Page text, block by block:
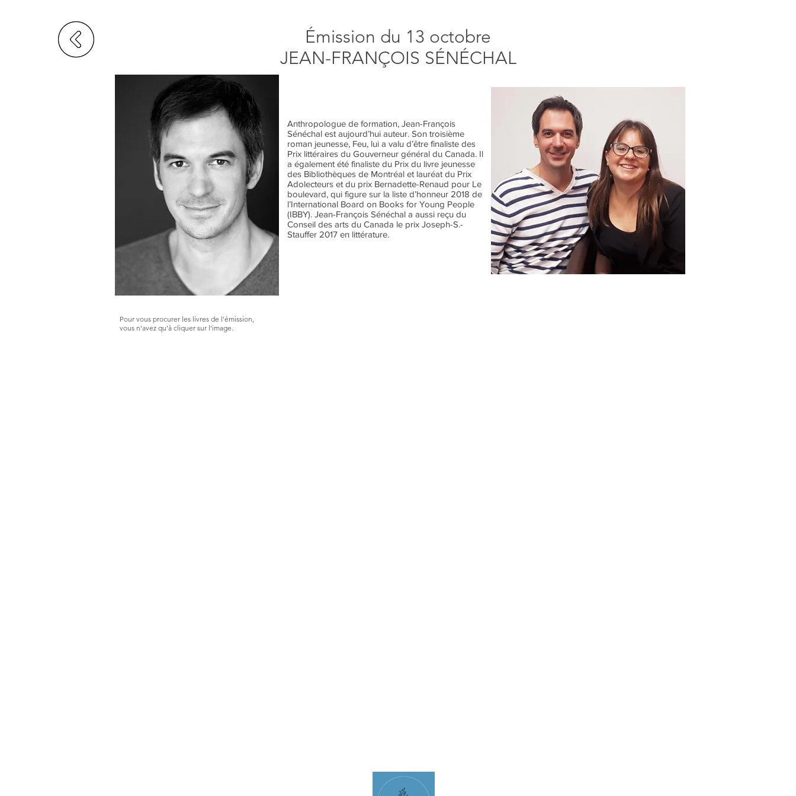
Émission du 13 octobre
JEAN-FRANÇOIS SÉNÉCHAL
Anthropologue de formation, Jean-François
Sénéchal est aujourd’hui auteur. Son troisième
roman jeunesse, Feu, lui a valu d’être finaliste des
Prix littéraires du Gouverneur général du Canada. Il
a également été finaliste du Prix du livre jeunesse
des Bibliothèques de Montréal et lauréat du Prix
Adolecteurs et du prix Bernadette-Renaud pour Le
boulevard, qui figure sur la liste d’honneur 2018 de
l’International Board on Books for Young People
(IBBY). Jean-François Sénéchal a aussi reçu du
Conseil des arts du Canada le prix Joseph-S.-
Stauffer 2017 en littérature.
Pour vous procurer les livres de l'émission,
vous n'avez qu'à cliquer sur l'image.